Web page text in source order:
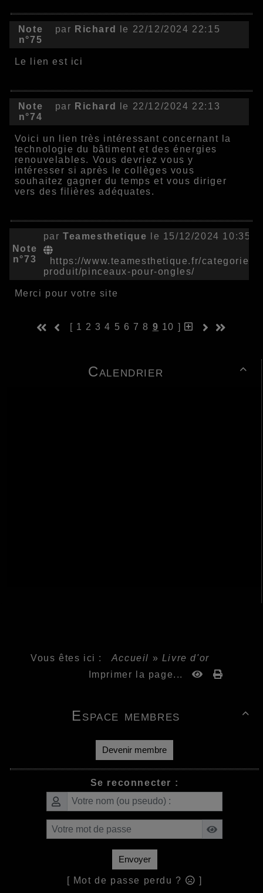

Calendrier
Note
n°75
par Richard le 22/12/2024 22:15
Le lien est ici
Note
n°74
par Richard le 22/12/2024 22:13
Voici un lien très intéressant concernant la
technologie du bâtiment et des énergies
renouvelables. Vous devriez vous y
intéresser si après le collèges vous
souhaitez gagner du temps et vous diriger
vers des filières adéquates.
Note
n°73
par Teamesthetique le 15/12/2024 10:35
https://www.teamesthetique.fr/categorie-
produit/pinceaux-pour-ongles/
Merci pour votre site
[ 1 2 3 4 5 6 7 8 9 10 ]
Vous êtes ici : Accueil » Livre d'or
Imprimer la page...

Espace membres
Devenir membre
Se reconnecter :
Envoyer
[ Mot de passe perdu ? ]